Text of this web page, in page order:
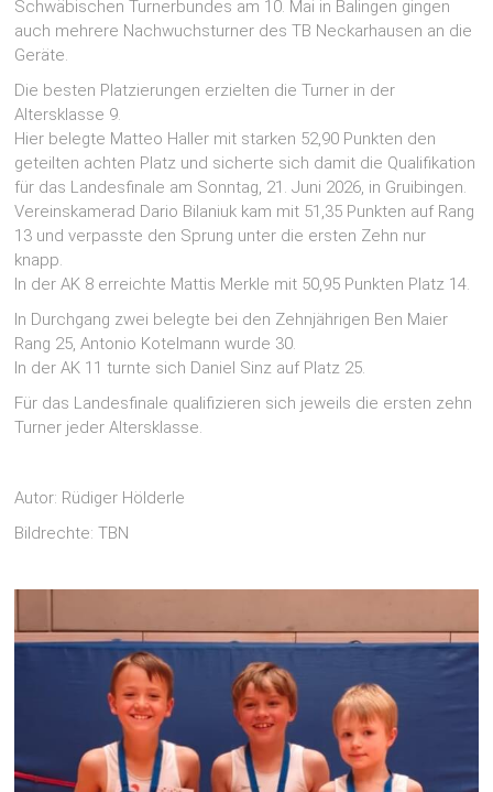
Schwäbischen Turnerbundes am 10. Mai in Balingen gingen
auch mehrere Nachwuchsturner des TB Neckarhausen an die
Geräte.
Die besten Platzierungen erzielten die Turner in der
Altersklasse 9.
Hier belegte Matteo Haller mit starken 52,90 Punkten den
geteilten achten Platz und sicherte sich damit die Qualifikation
für das Landesfinale am Sonntag, 21. Juni 2026, in Gruibingen.
Vereinskamerad Dario Bilaniuk kam mit 51,35 Punkten auf Rang
13 und verpasste den Sprung unter die ersten Zehn nur
knapp.
In der AK 8 erreichte Mattis Merkle mit 50,95 Punkten Platz 14.
In Durchgang zwei belegte bei den Zehnjährigen Ben Maier
Rang 25, Antonio Kotelmann wurde 30.
In der AK 11 turnte sich Daniel Sinz auf Platz 25.
Für das Landesfinale qualifizieren sich jeweils die ersten zehn
Turner jeder Altersklasse.
Autor: Rüdiger Hölderle
Bildrechte: TBN